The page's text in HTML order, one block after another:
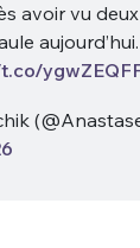
avoir vu
aujourd’hui.